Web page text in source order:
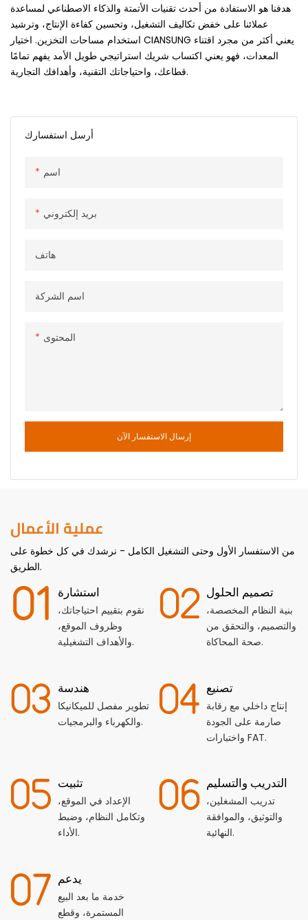
أرسل استفسارك
اسم
بريد إلكتروني
هاتف
اسم الشركة
المحتوى
إرسال الاستفسار الآن
هدفنا هو الاستفادة من أحدث تقنيات الأتمتة والذكاء الاصطناعي لمساعدة
عملائنا على خفض تكاليف التشغيل، وتحسين كفاءة الإنتاج، وترشيد
استخدام مساحات التخزين. اختيار CIANSUNG يعني أكثر من مجرد اقتناء
المعدات، فهو يعني اكتساب شريك استراتيجي طويل الأمد يفهم تمامًا
قطاعك، واحتياجاتك التقنية، وأهدافك التجارية.
عملية الأعمال
من الاستفسار الأول وحتى التشغيل الكامل - نرشدك في كل خطوة على
الطريق.
استشارة
نقوم بتقييم احتياجاتك،
وظروف الموقع،
والأهداف التشغيلية.
تصميم الحلول
بنية النظام المخصصة،
والتصميم، والتحقق من
صحة المحاكاة.
هندسة
تطوير مفصل للميكانيكا
والكهرباء والبرمجيات.
تصنيع
إنتاج داخلي مع رقابة
صارمة على الجودة
واختبارات FAT.
تثبيت
الإعداد في الموقع،
وتكامل النظام، وضبط
الأداء.
التدريب والتسليم
تدريب المشغلين،
والتوثيق، والموافقة
النهائية.
يدعم
خدمة ما بعد البيع
المستمرة، وقطع